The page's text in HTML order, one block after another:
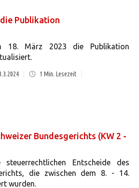
Publikation
18. März 2023 die Publikation
1 Min. Lesezeit
Bundesgerichts (KW 2 -
Entscheide des
die zwischen dem 8. - 14.
wurden.